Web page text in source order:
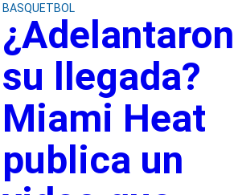
BASQUETBOL
¿Adelantaron
su llegada?
Miami Heat
publica un